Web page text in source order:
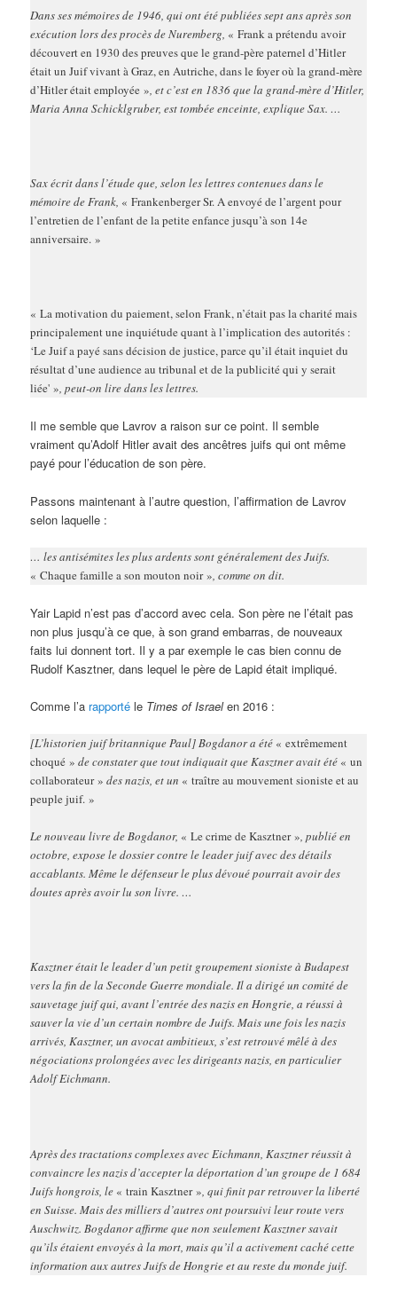
Dans ses mémoires de 1946, qui ont été publiées sept ans après son
exécution lors des procès de Nuremberg, « Frank a prétendu avoir
découvert en 1930 des preuves que le grand-père paternel d’Hitler
était un Juif vivant à Graz, en Autriche, dans le foyer où la grand-mère
d’Hitler était employée », et c’est en 1836 que la grand-mère d’Hitler,
Maria Anna Schicklgruber, est tombée enceinte, explique Sax. …
Sax écrit dans l’étude que, selon les lettres contenues dans le
mémoire de Frank, « Frankenberger Sr. A envoyéde l’argent pour
l’entretien de l’enfant de la petite enfance jusqu’à son 14e
anniversaire. »
« La motivation du paiement, selon Frank, n’était pas la charité mais
principalement une inquiétude quant à l’implication des autorités :
‘Le Juif a payé sans décision de justice, parce qu’il était inquiet du
résultat d’une audience au tribunal et de la publicité qui y serait
liée' », peut-on lire dans les lettres.
Il me semble que Lavrov a raison sur ce point. Il semble
vraiment qu’Adolf Hitler avait des ancêtres juifs qui ont même
payé pour l’éducation de son père.
Passons maintenant à l’autre question, l’affirmation de Lavrov
selon laquelle :
… les antisémites les plus ardents sont généralement des Juifs.
« Chaque famille a son mouton noir », comme on dit.
Yair Lapid n’est pas d’accord avec cela. Son père ne l’était pas
non plus jusqu’à ce que, à son grand embarras, de nouveaux
faits lui donnent tort. Il y a par exemple le cas bien connu de
Rudolf Kasztner, dans lequel le père de Lapid était impliqué.
Comme l’a rapporté le Times of Israelen 2016 :
[L’historien juif britannique Paul] Bogdanor a été « extrêmement
choqué » de constater que tout indiquait que Kasztner avait été « un
collaborateur » des nazis, et un « traître au mouvement sioniste et au
peuple juif. »
Le nouveau livre de Bogdanor, « Le crime de Kasztner », publié en
octobre, expose le dossier contre le leader juif avec des détails
accablants. Même le défenseur le plus dévoué pourrait avoir des
doutes après avoir lu son livre. …
Kasztner était le leader d’un petit groupement sioniste à Budapest
vers la fin de la Seconde Guerre mondiale. Il a dirigé un comité de
sauvetage juif qui, avant l’entrée des nazis en Hongrie, a réussi à
sauver la vie d’un certain nombre de Juifs. Mais une fois les nazis
arrivés, Kasztner, un avocat ambitieux, s’est retrouvé mêlé à des
négociations prolongées avec les dirigeants nazis, en particulier
Adolf Eichmann.
Après des tractations complexes avec Eichmann, Kasztner réussit à
convaincre les nazis d’accepter la déportation d’un groupe de 1 684
Juifs hongrois, le « train Kasztner », qui finit par retrouver la liberté
en Suisse. Mais des milliers d’autres ont poursuivi leur route vers
Auschwitz. Bogdanor affirme que non seulement Kasztner savait
qu’ils étaient envoyés à la mort, mais qu’il a activement caché cette
information aux autres Juifs de Hongrie et au reste du monde juif.